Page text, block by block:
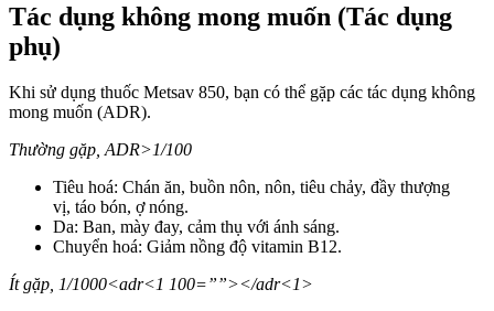
Tác dụng không mong muốn (Tác dụng
phụ)
Khi sử dụng thuốc Metsav 850, bạn có thể gặp các tác dụng không
mong muốn (ADR).
Thường gặp, ADR>1/100
Tiêu hoá: Chán ăn, buồn nôn, nôn, tiêu chảy, đầy thượng
vị, táo bón, ợ nóng.
Da: Ban, mày đay, cảm thụ với ánh sáng.
Chuyển hoá: Giảm nồng độ vitamin B12.
Ít gặp, 1/1000<adr<1 100=””></adr<1>